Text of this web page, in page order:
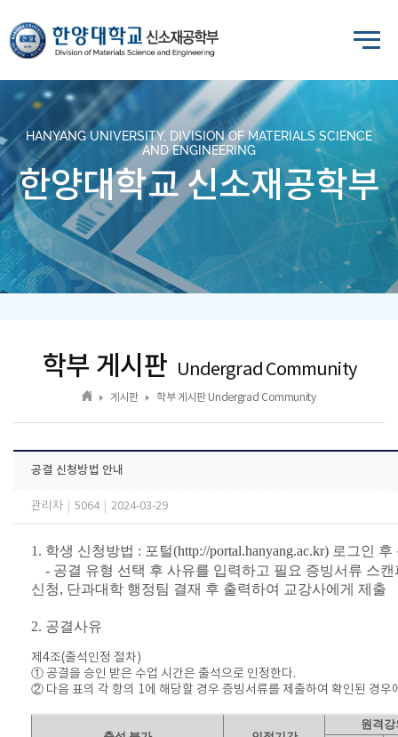
HANYANG UNIVERSITY, DIVISION OF MATERIALS SCIENCE
AND ENGINEERING
한양대학교 신소재공학부
학부 게시판 Undergrad Community
게시판 학부 게시판 Undergrad Community
공결 신청방법 안내
관리자 5064 2024-03-29
1. 학생 신청방법 : 포털(http://portal.hanyang.ac.kr) 로그인
- 공결 유형 선택 후 사유를 입력하고 필요 증빙서류 스
신청, 단과대학 행정팀 결재 후 출력하여 교강사에게 제출
2. 공결사유
제 4조(출석인정 절차)
①공결을 승인 받은 수업 시간은 출석으로 인정한다.
② 다음 표의 각 항의 1에 해당할 경우 증빙서류를 제출하여 확인된 경우
원격강